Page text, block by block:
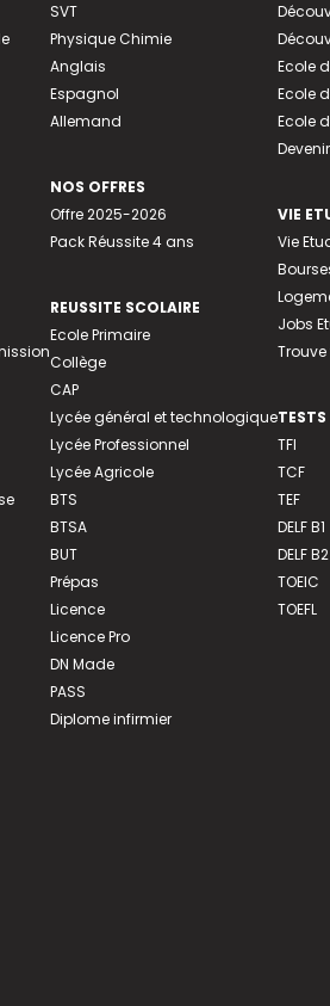
SVT
Physique Chimie
Anglais
Espagnol
Allemand
NOS OFFRES
Offre 2025-2026
Pack Réussite 4 ans
REUSSITE SCOLAIRE
Ecole Primaire
Collège
CAP
Lycée général et technologique
Lycée Professionnel
Lycée Agricole
BTS
BTSA
BUT
Prépas
Licence
Licence Pro
DN Made
PASS
Diplome infirmier
Ecole
Ecole
Ecole
VIE
Vie
Jobs
TESTS
TFI
TCF
TEF
DELF B1
DELF B2
TOEIC
TOEFL